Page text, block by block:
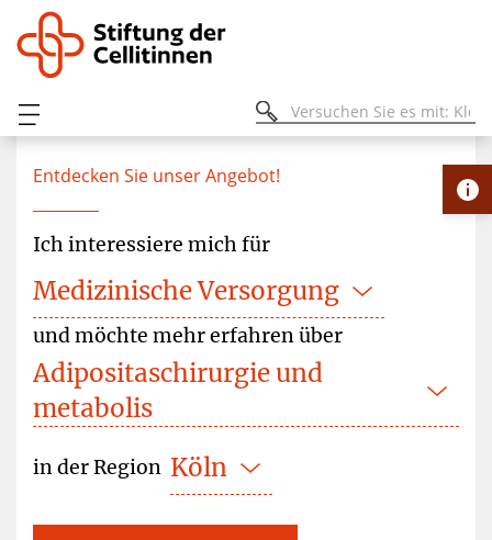
Entdecken Sie unser Angebot!
Ich interessiere mich für
MedizinischeVersorgung
und möchte mehr erfahren über
Adipositasch
Köl